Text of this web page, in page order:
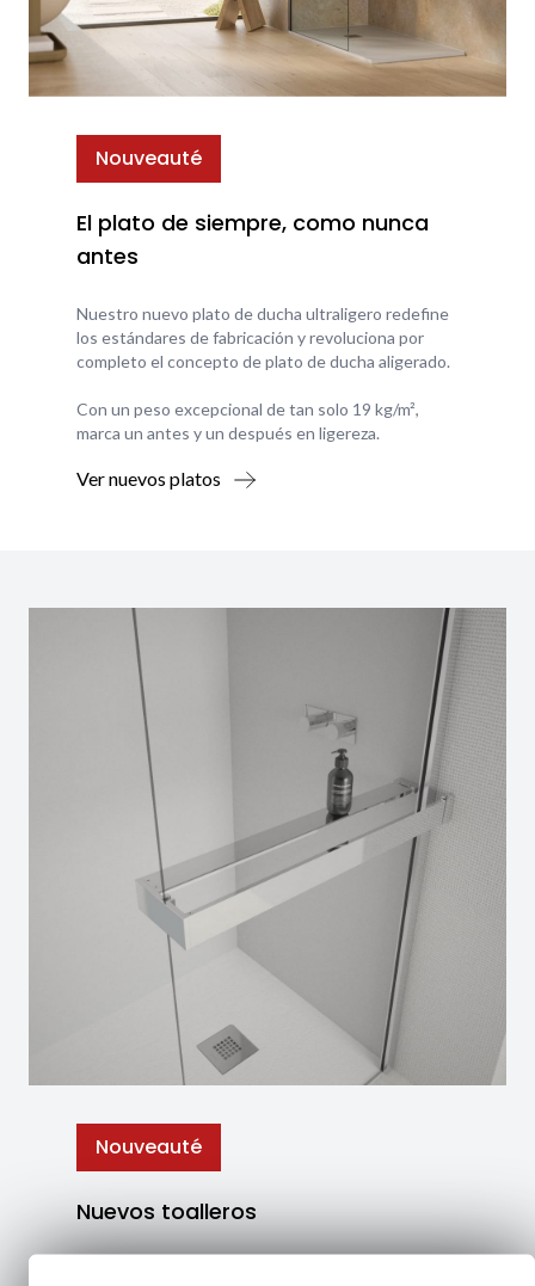
Nouveauté
El plato de siempre, como nunca
antes
Nuestro nuevo plato de ducha ultraligero redefine
los estándares de fabricación y revoluciona por
completo el concepto de plato de ducha aligerado.
Con un peso excepcional de tan solo 19 kg/m²,
marca un antes y un después en ligereza.
Ver nuevos platos
Nouveauté
Nuevos toalleros